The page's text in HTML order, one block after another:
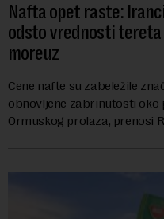
Nafta opet raste:
odsto vrednosti tereta
moreuz
Cene nafte su zabeležile
obnovljene zabrinutosti oko
Ormuskog prolaza, prenosi